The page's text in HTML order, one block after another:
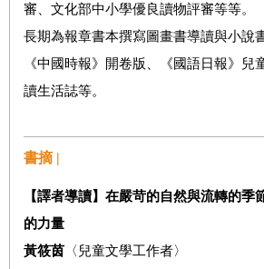
審、文化部中小學優良讀物評審等等。
長期為報章書本撰寫圖畫書導讀與小說
《中國時報》開卷版、《國語日報》兒
讀生活誌等。
書摘 |
【譯者導讀】 在嚴苛的自然與流轉的季
的力量
黃筱茵 〈兒童文學工作者〉